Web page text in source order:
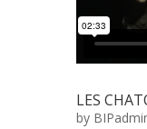
LES
by